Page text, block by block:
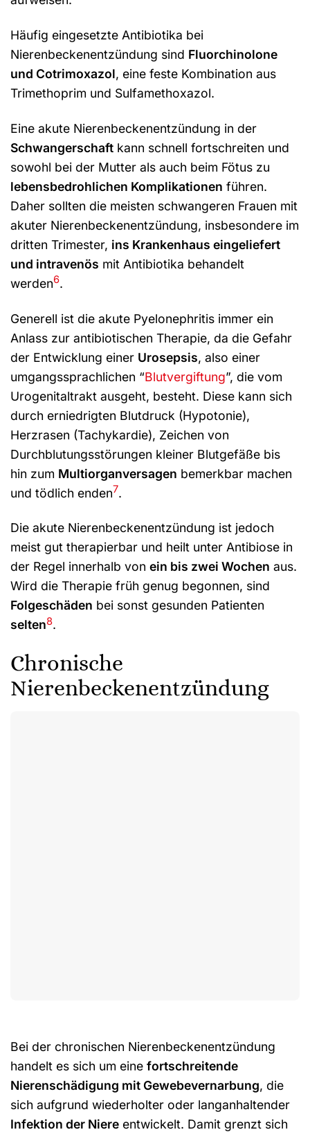
Häufig eingesetzte Antibiotika bei
Nierenbeckenentzündung sind Fluorchinolone
und Cotrimoxazol, eine feste Kombination aus
Trimethoprim und Sulfamethoxazol.
Eine akute Nierenbeckenentzündung in der
Schwangerschaft kann schnell fortschreiten und
sowohl bei der Mutter als auch beim Fötus zu
lebensbedrohlichen Komplikationen führen.
Daher sollten die meisten schwangeren Frauen mit
akuter Nierenbeckenentzündung, insbesondere im
dritten Trimester, ins Krankenhaus eingeliefert
und intravenös mit Antibiotika behandelt
werden6.
Generell ist die akute Pyelonephritis immer ein
Anlass zur antibiotischen Therapie, da die Gefahr
der Entwicklung einer Urosepsis, also einer
umgangssprachlichen “Blutvergiftung”, die vom
Urogenitaltrakt ausgeht, besteht. Diese kann sich
durch erniedrigten Blutdruck (Hypotonie),
Herzrasen (Tachykardie), Zeichen von
Durchblutungsstörungen kleiner Blutgefäße bis
hin zum Multiorganversagen bemerkbar machen
und tödlich enden7.
Die akute Nierenbeckenentzündung ist jedoch
meist gut therapierbar und heilt unter Antibiose in
der Regel innerhalb von ein bis zwei Wochen aus.
Wird die Therapie früh genug begonnen, sind
Folgeschäden bei sonst gesunden Patienten
selten8.
Chronische
Nierenbeckenentzündung
Bei der chronischen Nierenbeckenentzündung
handelt es sich um eine fortschreitende
Nierenschädigung mit Gewebevernarbung, die
sich aufgrund wiederholter oder langanhaltender
Infektion der Niere entwickelt. Damit grenzt sich